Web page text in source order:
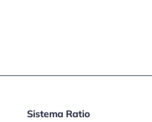
Sistema Ratio